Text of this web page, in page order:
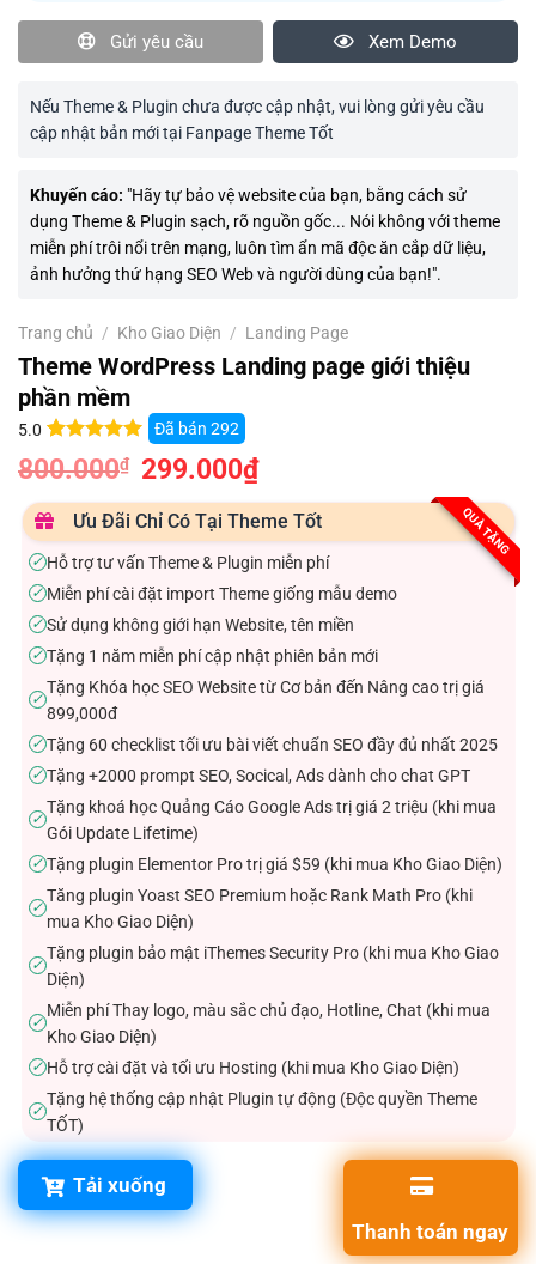
Gửi yêu cầu Xem Demo
Nếu Theme & Plugin chưa được cập nhật, vui lòng gửi yêu cầu
cập nhật bản mới tại Fanpage Theme Tốt
Khuyến cáo: "Hãy tự bảo vệ website của bạn, bằng cách sử
dụng Theme & Plugin sạch, rõ nguồn gốc... Nói không với theme
miễn phí trôi nổi trên mạng, luôn tìm ẩn mã độc ăn cắp dữ liệu,
ảnh hưởng thứ hạng SEO Web và người dùng của bạn!".
Trang chủ / Kho Giao Diện / Landing Page
Theme WordPress Landing page giới thiệu
phần mềm
5.0
5.0
trên 5
dựa trên
13
Đã bán 292
800.000₫
Giá
gốc
800.000₫.
299.000₫Giá
hiện
là:
299.000₫.
QUÀ TẶNG
Ưu Đãi Chỉ Có Tại Theme Tốt
✓Hỗ trợ tư vấn Theme & Plugin miễn phí
✓Miễn phí cài đặt import Theme giống mẫu demo
✓Sử dụng không giới hạn Website, tên miền
✓Tặng 1 năm miễn phí cập nhật phiên bản mới
✓
Tặng Khóa học SEO Website từ Cơ bản đến Nâng cao trị giá
899,000đ
✓Tặng 60 checklist tối ưu bài viết chuẩn SEO đầy đủ nhất 2025
✓Tặng +2000 prompt SEO, Socical, Ads dành cho chat GPT
✓
Tặng khoá học Quảng Cáo Google Ads trị giá 2 triệu (khi mua
Gói Update Lifetime)
✓Tặng plugin Elementor Pro trị giá $59 (khi mua Kho Giao Diện)
✓
Tăng plugin Yoast SEO Premium hoặc Rank Math Pro (khi
mua Kho Giao Diện)
✓
Tặng plugin bảo mật iThemes Security Pro (khi mua Kho Giao
Diện)
✓
Miễn phí Thay logo, màu sắc chủ đạo, Hotline, Chat (khi mua
Kho Giao Diện)
✓Hỗ trợ cài đặt và tối ưu Hosting (khi mua Kho Giao Diện)
✓
Tặng hệ thống cập nhật Plugin tự động (Độc quyền Theme
TỐT)
Tải xuống
Thanh toán ngay